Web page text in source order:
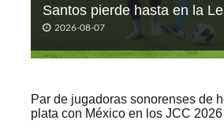
Santos pierde hasta en la
2026-08-07
Par de jugadoras sonorenses de
plata con México en los JCC 2026